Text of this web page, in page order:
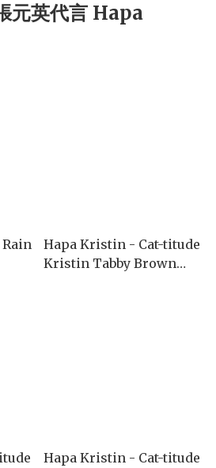
元英代言 Hapa
Hapa Kristin - Cat-titude
Kristin Tabby Brown
Hapa Kristin - Cat-titude